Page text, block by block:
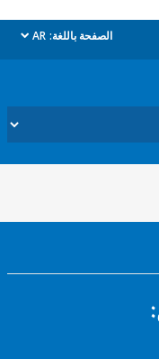
الصفحة باللغة: AR
dropdown